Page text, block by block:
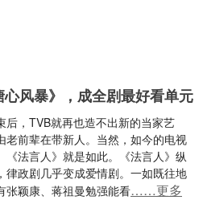
心风暴》，成全剧最好看单元
后，TVB就再也造不出新的当家艺
老前辈在带新人。当然，如今的电视
《法言人》就是如此。《法言人》纵
律政剧几乎变成爱情剧。一如既往地
张颖康、蒋祖曼勉强能看……更多